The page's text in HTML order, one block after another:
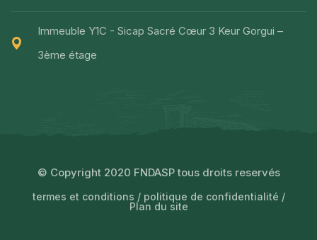
Immeuble Y1C - Sicap Sacré Cœur 3 Keur Gorgui –
3ème étage
© Copyright 2020 FNDASP tous droits reservés
termes et conditions / politique de confidentialité /
Plan du site